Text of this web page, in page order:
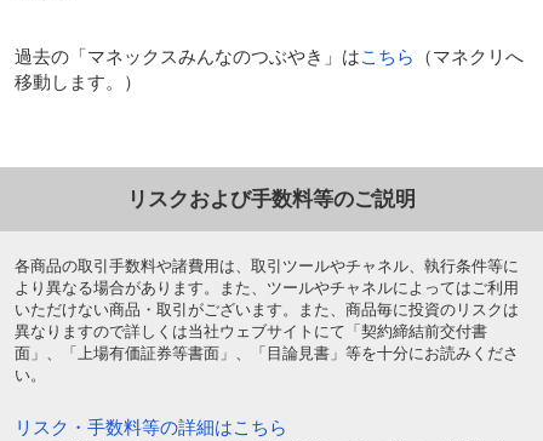
過去の「マネックスみんなのつぶやき」はこちら （マネクリへ
移動します。）
リスクおよび手数料等のご説明
各商品の取引手数料や諸費用は、取引ツールやチャネル、執行条件等に
より異なる場合があります。また、ツールやチャネルによってはご利用
いただけない商品・取引がございます。また、商品毎に投資のリスクは
異なりますので詳しくは当社ウェブサイトにて「契約締結前交付書
面」、「上場有価証券等書面」、「目論見書」等を十分にお読みくださ
い。
リスク・手数料等の詳細はこちら